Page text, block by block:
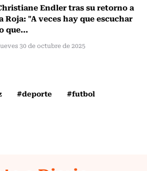
Endler tras su retorno a
Roja: "A veces hay que escuchar
que...
30 de octubre de 2025
#deporte #futbol